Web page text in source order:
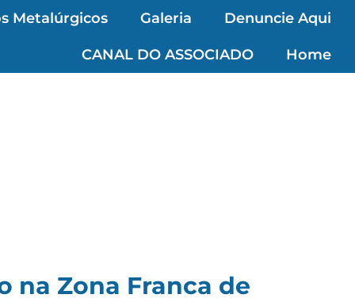
Metalúrgicos Galeria Denuncie Aqui
CANAL DO ASSOCIADO Home
na Zona Franca de